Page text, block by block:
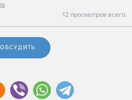
12 просмотров всего.
ОБСУДИТЬ